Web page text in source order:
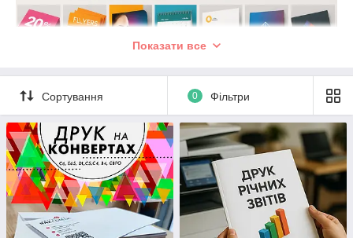
Показати все
Сортування 0 Фільтри